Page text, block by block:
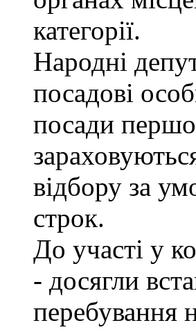
категорії.
Народні
посадові
посади
відбору за
строк.
До участі у
- досягли
перебування